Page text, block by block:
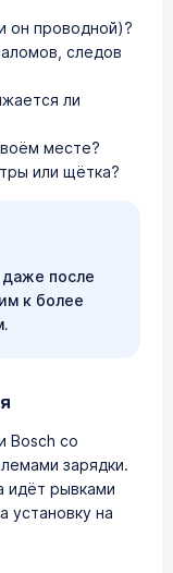
он проводной)?
следов
ли
месте?
или щётка?
после
к более
Bosch со
зарядки.
идёт рывками
установку на